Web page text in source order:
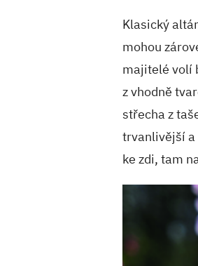
Klasický
mohou
majitelé volí
z vhodně
střecha z
trvanlivější a
ke zdi, tam